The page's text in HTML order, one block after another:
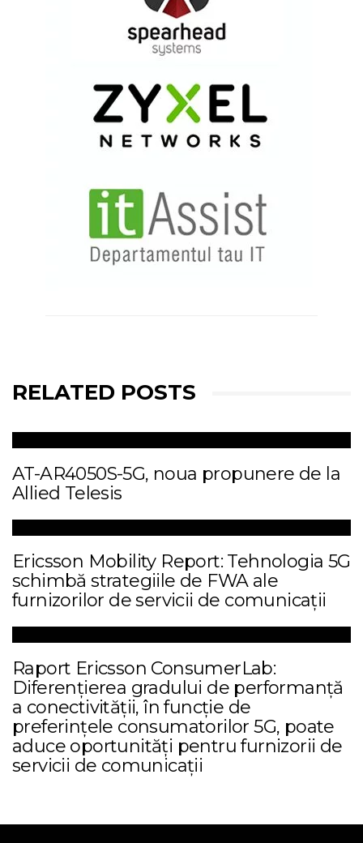
RELATED POSTS
AT-AR4050S-5G, noua propunere de la
Allied Telesis
Ericsson Mobility Report: Tehnologia 5G
schimbă strategiile de FWA ale
furnizorilor de servicii de comunicații
Raport Ericsson ConsumerLab:
Diferențierea gradului de performanță
a conectivității, în funcție de
preferințele consumatorilor 5G, poate
aduce oportunități pentru furnizorii de
servicii de comunicații